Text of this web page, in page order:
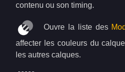
contenu ou son timing.
Ouvre la liste des
affecter les couleurs du
les autres calques.